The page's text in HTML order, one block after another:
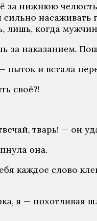
нижнюю
сильно
лишь, когда
за наказанием.
и встала
своё?!
тварь! — он
она.
каждое слово
я — похотливая